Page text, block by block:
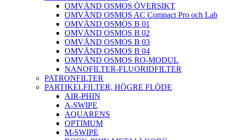
OMVÄND OSMOS ÖVERSIKT
OMVÄND OSMOS AC Compact Pro och Lab
OMVÄND OSMOS B 01
OMVÄND OSMOS B 02
OMVÄND OSMOS B 03
OMVÄND OSMOS B 04
OMVÄND OSMOS RO-MODUL
NANOFILTER-FLUORIDFILTER
PATRONFILTER
PARTIKELFILTER, HÖGRE FLÖDE
AIR-PHIN
A-SWIPE
AQUARENS
OPTIMUM
M-SWIPE